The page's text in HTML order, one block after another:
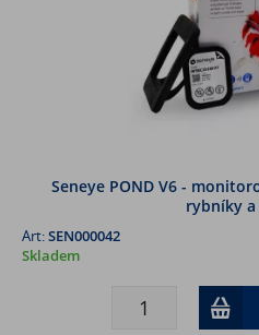
Seneye POND V6 -
rybníky
Art:SEN000042
Skladem